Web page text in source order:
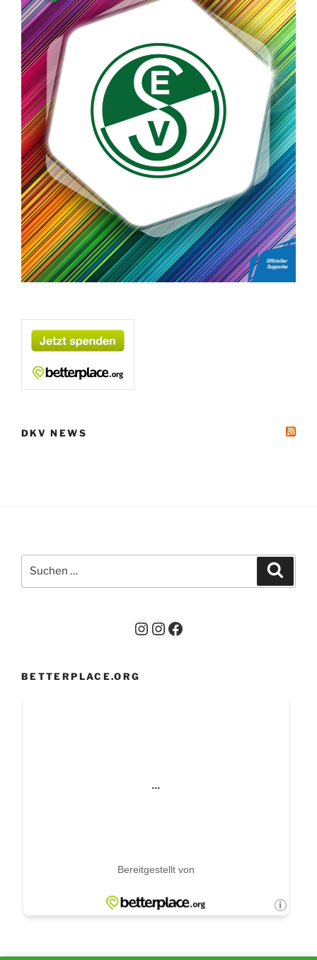
DKV NEWS
nach:
Instagram
Instagram
Facebook
BETTERPLACE.ORG